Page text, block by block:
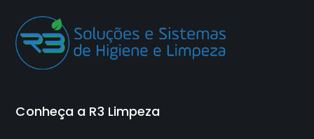
Conheça a R3 Limpeza